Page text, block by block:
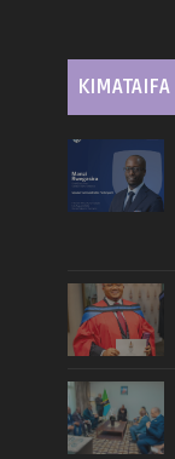
KIMATAIFA